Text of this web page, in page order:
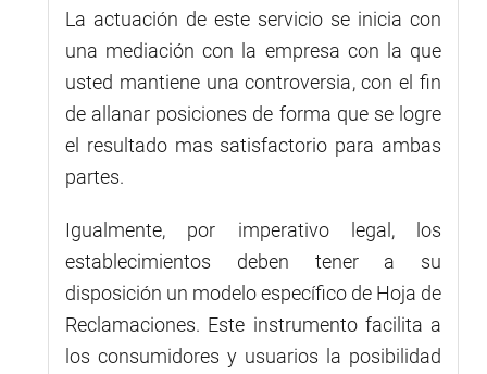
La actuación de este servicio se inicia con
una mediación con la empresa con la que
usted mantiene una controversia, con el fin
de allanar posiciones de forma que se logre
el resultado mas satisfactorio para ambas
partes.
Igualmente, por imperativo legal, los
establecimientos deben tener a su
disposición un modelo específico de Hoja de
Reclamaciones. Este instrumento facilita a
los consumidores y usuarios la posibilidad